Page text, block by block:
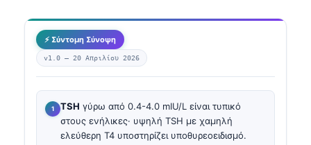
⚡ Σύντομη Σύνοψη
v1.0 — 20 Απριλίου 2026
TSH γύρω από 0.4-4.0 mIU/L είναι τυπικό
στους ενήλικες· υψηλή TSH με χαμηλή
ελεύθερη T4 υποστηρίζει υποθυρεοειδισμό.